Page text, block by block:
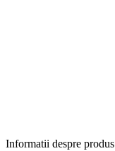
Informatii despre produs